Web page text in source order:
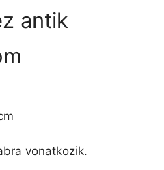
antik
vonatkozik.